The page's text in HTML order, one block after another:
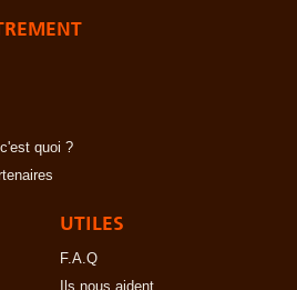
quoi ?
UTILES
F.A.Q
Ils nous aident